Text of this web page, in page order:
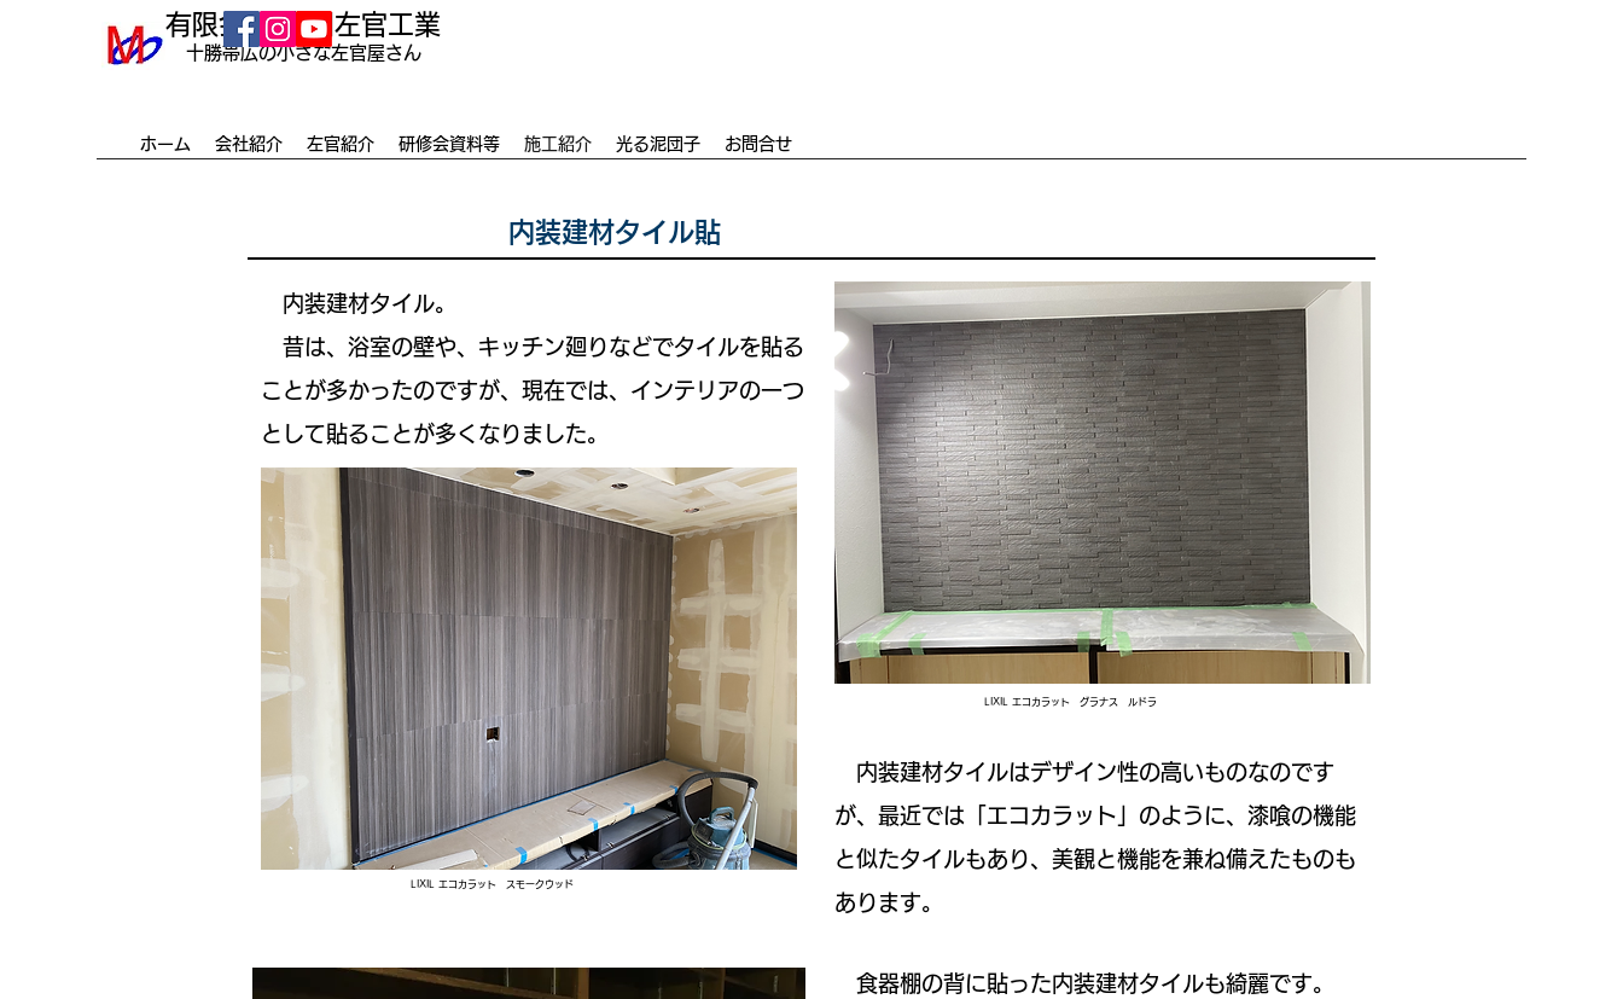
有限会社 南川左官工業
​十勝帯広の小さな左官屋さん
ホーム 会社紹介 左官紹介 研修会資料等 施工紹介 光る泥団子 お問合せ
内装建材タイル貼
内装建材タイル。
昔は、浴室の壁や、キッチン廻りなどでタイルを貼る
ことが多かったのですが、現在では、インテリアの一つ
として貼ることが多くなりました。
​
LIXIL エコカラット スモークウッド
LIXIL エコカラット グラナス ルドラ
内装建材タイルはデザイン性の高いものなのです
が、最近では「エコカラット」のように、漆喰の機能
と似たタイルもあり、美観と機能を兼ね備えたものも
あります。
食器棚の背に貼った内装建材タイルも綺麗です。​